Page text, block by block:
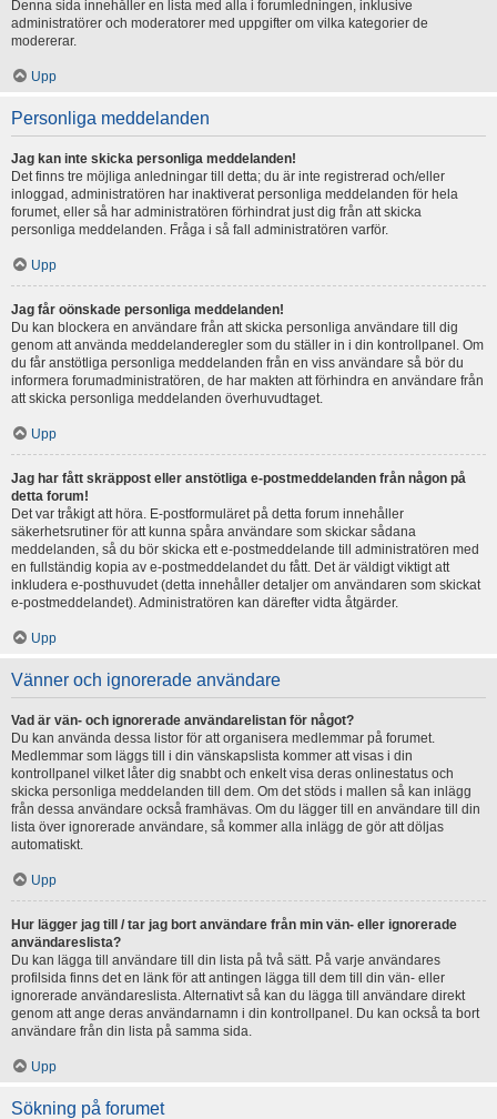
Denna sida innehåller en lista med alla i forumledningen, inklusive
administratörer och moderatorer med uppgifter om vilka kategorier de
modererar.
Upp
Personliga meddelanden
Jag kan inte skicka personliga meddelanden!
Det finns tre möjliga anledningar till detta; du är inte registrerad och/eller
inloggad, administratören har inaktiverat personliga meddelanden för hela
forumet, eller så har administratören förhindrat just dig från att skicka
personliga meddelanden. Fråga i så fall administratören varför.
Upp
Jag får oönskade personliga meddelanden!
Du kan blockera en användare från att skicka personliga användare till dig
genom att använda meddelanderegler som du ställer in i din kontrollpanel. Om
du får anstötliga personliga meddelanden från en viss användare så bör du
informera forumadministratören, de har makten att förhindra en användare från
att skicka personliga meddelanden överhuvudtaget.
Upp
Jag har fått skräppost eller anstötliga e-postmeddelanden från någon på
detta forum!
Det var tråkigt att höra. E-postformuläret på detta forum innehåller
säkerhetsrutiner för att kunna spåra användare som skickar sådana
meddelanden, så du bör skicka ett e-postmeddelande till administratören med
en fullständig kopia av e-postmeddelandet du fått. Det är väldigt viktigt att
inkludera e-posthuvudet (detta innehåller detaljer om användaren som skickat
e-postmeddelandet). Administratören kan därefter vidta åtgärder.
Upp
Vänner och ignorerade användare
Vad är vän- och ignorerade användarelistan för något?
Du kan använda dessa listor för att organisera medlemmar på forumet.
Medlemmar som läggs till i din vänskapslista kommer att visas i din
kontrollpanel vilket låter dig snabbt och enkelt visa deras onlinestatus och
skicka personliga meddelanden till dem. Om det stöds i mallen så kan inlägg
från dessa användare också framhävas. Om du lägger till en användare till din
lista över ignorerade användare, så kommer alla inlägg de gör att döljas
automatiskt.
Upp
Hur lägger jag till / tar jag bort användare från min vän- eller ignorerade
användareslista?
Du kan lägga till användare till din lista på två sätt. På varje användares
profilsida finns det en länk för att antingen lägga till dem till din vän- eller
ignorerade användareslista. Alternativt så kan du lägga till användare direkt
genom att ange deras användarnamn i din kontrollpanel. Du kan också ta bort
användare från din lista på samma sida.
Upp
Sökning på forumet